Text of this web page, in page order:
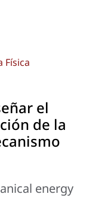
Física
el
de la
energy